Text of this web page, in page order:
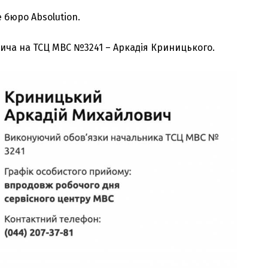
бюро Absolution.
на ТСЦ МВС №3241 – Аркадія Криницького.